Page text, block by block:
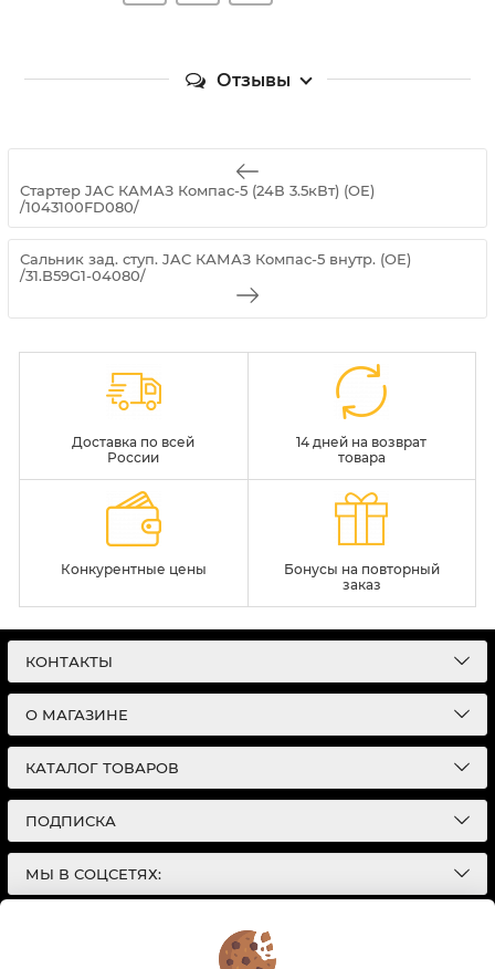
Отзывы
Стартер JAC КАМАЗ Компас-5 (24В 3.5кВт) (OE)
/1043100FD080/
Сальник зад. ступ. JAC КАМАЗ Компас-5 внутр. (OE)
/31.B59G1-04080/
Доставка по всей
России
14 дней на возврат
товара
Конкурентные цены
Бонусы на повторный
заказ
КОНТАКТЫ
О МАГАЗИНЕ
КАТАЛОГ ТОВАРОВ
ПОДПИСКА
МЫ В СОЦСЕТЯХ:
Интернет-магазин автотоваров в Екатеринбурге
| Разработка сайтов |